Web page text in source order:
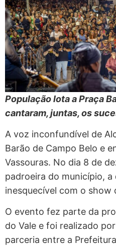
População lota a Praça
cantaram, juntas, os
A voz inconfundível de
Barão de Campo Belo e
Vassouras. No dia 8 de
padroeira do município,
inesquecível com o show
O evento fez parte da
do Vale e foi realizado
parceria entre a